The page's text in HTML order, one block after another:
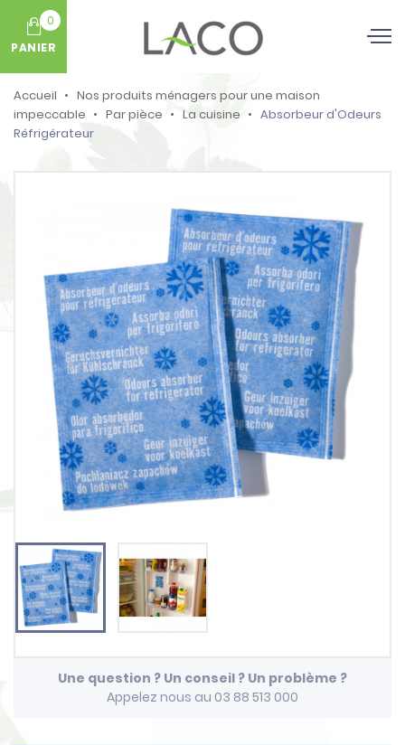
0
PANIER
Accueil
Nos produits ménagers pour une maison
impeccable
Par pièce La cuisine
Absorbeur d'Odeurs
Réfrigérateur
Une question ? Un conseil ? Un problème ?
Appelez nous au 03 88 513 000